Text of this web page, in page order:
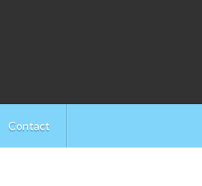
Contact